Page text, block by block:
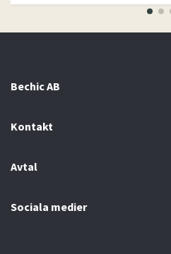
Bechic AB
Kontakt
Avtal
Sociala medier